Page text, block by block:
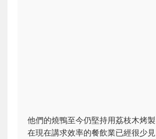
他們的燒鴨至今仍堅持用荔枝木烤
在現在講求效率的餐飲業已經很少